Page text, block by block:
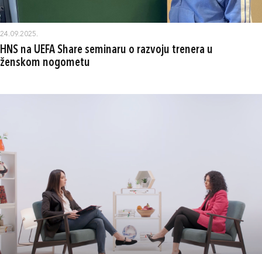
24.09.2025.
HNS na UEFA Share seminaru o razvoju trenera u
ženskom nogometu